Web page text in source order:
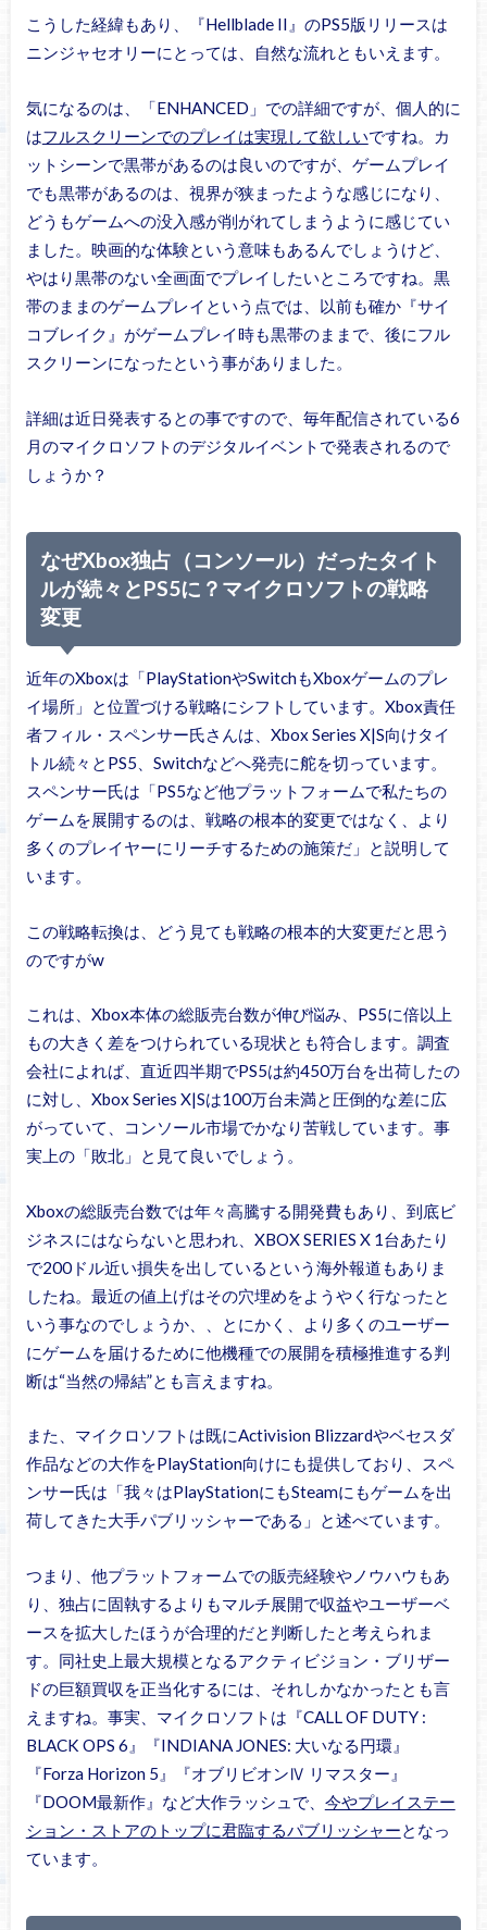
こうした経緯もあり、『Hellblade II』のPS5版リリースは
ニンジャセオリーにとっては、自然な流れともいえます。
気になるのは、「ENHANCED」での詳細ですが、個人的に
はフルスクリーンでのプレイは実現して欲しいですね。カ
ットシーンで黒帯があるのは良いのですが、ゲームプレイ
でも黒帯があるのは、視界が狭まったような感じになり、
どうもゲームへの没入感が削がれてしまうように感じてい
ました。映画的な体験という意味もあるんでしょうけど、
やはり黒帯のない全画面でプレイしたいところですね。黒
帯のままのゲームプレイという点では、以前も確か『サイ
コブレイク』がゲームプレイ時も黒帯のままで、後にフル
スクリーンになったという事がありました。
詳細は近日発表するとの事ですので、毎年配信されている6
月のマイクロソフトのデジタルイベントで発表されるので
しょうか？
なぜXbox独占（コンソール）だったタイト
ルが続々とPS5に？マイクロソフトの戦略
変更
近年のXboxは「PlayStationやSwitchもXboxゲームのプレ
イ場所」と位置づける戦略にシフトしています。Xbox責任
者フィル・スペンサー氏さんは、Xbox Series X|S向けタイ
トル続々とPS5、Switchなどへ発売に舵を切っています。
スペンサー氏は「PS5など他プラットフォームで私たちの
ゲームを展開するのは、戦略の根本的変更ではなく、より
多くのプレイヤーにリーチするための施策だ」と説明して
います。
この戦略転換は、どう見ても戦略の根本的大変更だと思う
のですがw
これは、Xbox本体の総販売台数が伸び悩み、PS5に倍以上
もの大きく差をつけられている現状とも符合します。調査
会社によれば、直近四半期でPS5は約450万台を出荷したの
に対し、Xbox Series X|Sは100万台未満と圧倒的な差に広
がっていて、コンソール市場でかなり苦戦しています。事
実上の「敗北」と見て良いでしょう。
Xboxの総販売台数では年々高騰する開発費もあり、到底ビ
ジネスにはならないと思われ、XBOX SERIES X 1台あたり
で200ドル近い損失を出しているという海外報道もありま
したね。最近の値上げはその穴埋めをようやく行なったと
いう事なのでしょうか、、とにかく、より多くのユーザー
にゲームを届けるために他機種での展開を積極推進する判
断は“当然の帰結”とも言えますね。
また、マイクロソフトは既にActivision Blizzardやベセスダ
作品などの大作をPlayStation向けにも提供しており、スペ
ンサー氏は「我々はPlayStationにもSteamにもゲームを出
荷してきた大手パブリッシャーである」と述べています。
つまり、他プラットフォームでの販売経験やノウハウもあ
り、独占に固執するよりもマルチ展開で収益やユーザーベ
ースを拡大したほうが合理的だと判断したと考えられま
す。同社史上最大規模となるアクティビジョン・ブリザー
ドの巨額買収を正当化するには、それしかなかったとも言
えますね。事実、マイクロソフトは『CALL OF DUTY :
BLACK OPS 6』『INDIANA JONES: 大いなる円環』
『Forza Horizon 5』『オブリビオンⅣ リマスター』
『DOOM最新作』など大作ラッシュで、 今やプレイステー
ション・ストアのトップに君臨するパブリッシャーとなっ
ています。